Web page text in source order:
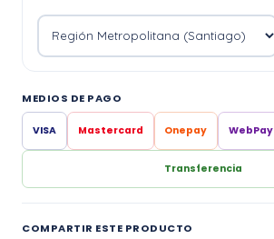
MEDIOS DE PAGO
VISA Mastercard Onepay WebPay
Transferencia
COMPARTIR ESTE PRODUCTO